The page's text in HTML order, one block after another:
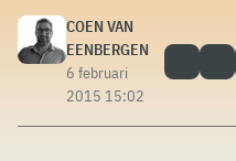
COEN VAN
EENBERGEN
6 februari
2015 15:02